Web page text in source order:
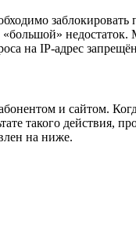
на IP-адрес
и сайтом.
такого действия,
на ниже.